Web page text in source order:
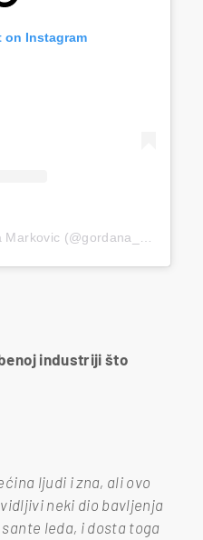
on Instagram
A post shared by Gordana Markovic (@gordana__markovic)
industriji što
ljudi i zna, ali ovo
neki dio bavljenja
leda, i dosta toga